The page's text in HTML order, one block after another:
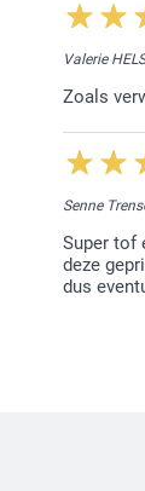
Valerie
Zoals
Senne
Super tof
deze
dus